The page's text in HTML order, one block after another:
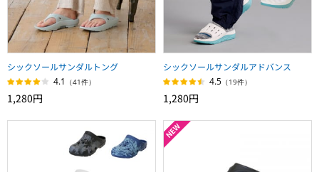
シックソールサンダルトング
4.1 （41件）
1,280円
シックソールサンダルアドバンス
4.5 （19件）
1,280円